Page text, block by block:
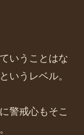
いうことはな
いうレベル。
警戒心もそこ